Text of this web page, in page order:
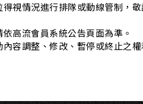
視情況進行排隊或動線管制，
高流會員系統公告頁面為準。
容調整、修改、暫停或終止之